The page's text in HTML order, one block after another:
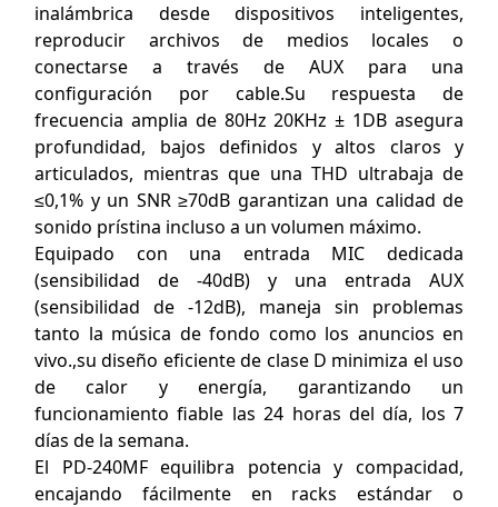
inalámbrica desde dispositivos inteligentes,
reproducir archivos de medios locales o
conectarse a través de AUX para una
configuración por cable.Su respuesta de
frecuencia amplia de 80Hz 20KHz ± 1DB asegura
profundidad, bajos definidos y altos claros y
articulados, mientras que una THD ultrabaja de
≤0,1% y un SNR ≥70dB garantizan una calidad de
sonido prístina incluso a un volumen máximo.
Equipado con una entrada MIC dedicada
(sensibilidad de -40dB) y una entrada AUX
(sensibilidad de -12dB), maneja sin problemas
tanto la música de fondo como los anuncios en
vivo.,su diseño eficiente de clase D minimiza el uso
de calor y energía, garantizando un
funcionamiento fiable las 24 horas del día, los 7
días de la semana.
El PD-240MF equilibra potencia y compacidad,
encajando fácilmente en racks estándar o